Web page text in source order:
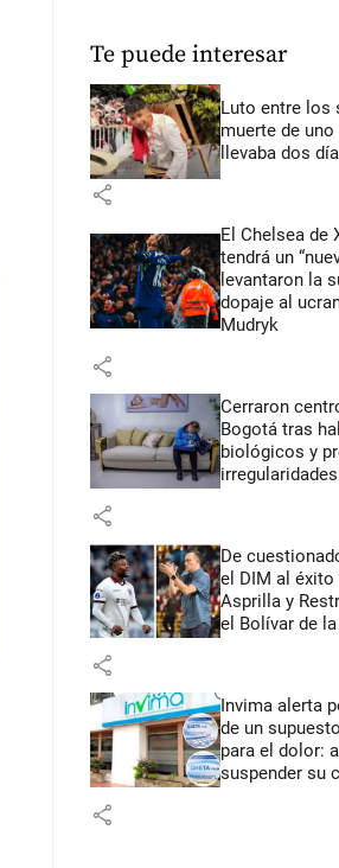
Te puede interesar
Luto entre los
muerte de
llevaba dos
share
El Chelsea de
tendrá un
levantaron la
dopaje al
Mudryk
share
Cerraron
Bogotá tras
biológicos y
share
De
el DIM al
Asprilla y
el Bolívar de la
share
Invima alerta
de un
para el dolor:
suspender su
share